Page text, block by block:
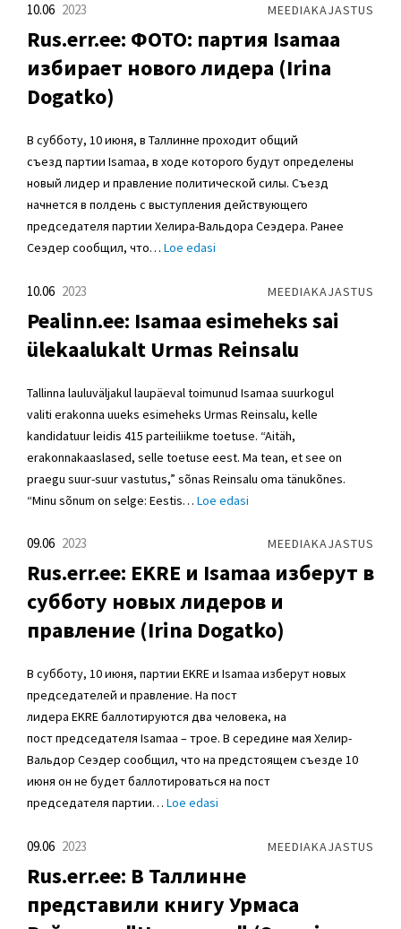
MEEDIAKAJASTUS
10.06 2023
Rus.err.ee: ФОТО: партия Isamaa
избирает нового лидера (Irina
Dogatko)
В субботу, 10 июня, в Таллинне проходит общий
съезд партии Isamaa, в ходе которого будут определены
новый лидер и правление политической силы. Съезд
начнется в полдень с выступления действующего
председателя партии Хелира-Вальдора Сеэдера. Ранее
Сеэдер сообщил, что… Loe edasi
MEEDIAKAJASTUS
10.06 2023
Pealinn.ee: Isamaa esimeheks sai
ülekaalukalt Urmas Reinsalu
Tallinna lauluväljakul laupäeval toimunud Isamaa suurkogul
valiti erakonna uueks esimeheks Urmas Reinsalu, kelle
kandidatuur leidis 415 parteiliikme toetuse. “Aitäh,
erakonnakaaslased, selle toetuse eest. Ma tean, et see on
praegu suur-suur vastutus,” sõnas Reinsalu oma tänukõnes.
“Minu sõnum on selge: Eestis… Loe edasi
MEEDIAKAJASTUS
09.06 2023
Rus.err.ee: EKRE и Isamaa изберут в
субботу новых лидеров и
правление (Irina Dogatko)
В субботу, 10 июня, партии EKRE и Isamaa изберут новых
председателей и правление. На пост
лидера EKRE баллотируются два человека, на
пост председателя Isamaa – трое. В середине мая Хелир-
Вальдор Сеэдер сообщил, что на предстоящем съезде 10
июня он не будет баллотироваться на пост
председателя партии… Loe edasi
MEEDIAKAJASTUS
09.06 2023
Rus.err.ee: В Таллинне
представили книгу Урмаса